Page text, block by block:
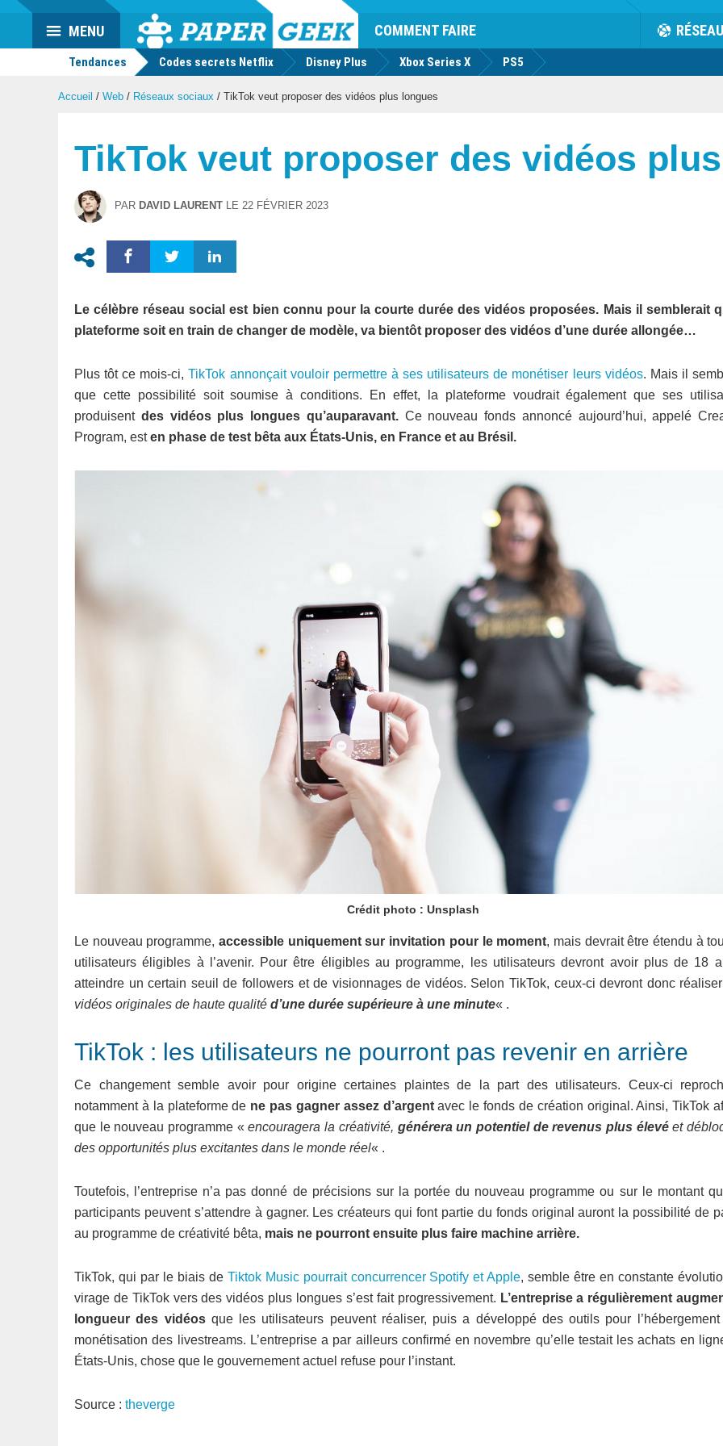
Actu
geek
COMMENT FAIRE RÉSEAU
MENU
Tendances Codes secrets Netflix Disney Plus Xbox Series X PS5
Accueil / Web / Réseaux sociaux / TikTok veut proposer des vidéos plus longues
TikTok veut proposer des vidéos
PAR DAVID LAURENT LE 22 FÉVRIER 2023
Le célèbre réseau social est bien connu pour la courte durée des vidéos proposées. Mais il semblerait
plateforme soit en train de changer de modèle, va bientôt proposer des vidéos d’une durée allongée…
Plus tôt ce mois-ci,TikTok annonçait vouloir permettre à ses utilisateurs de monétiser leurs vidéos. Mais il
que cette possibilité soit soumise à conditions. En effet, la plateforme voudrait également que ses
produisentdes vidéos plus longues qu’auparavant.Ce nouveau fonds annoncé aujourd’hui, appelé
Program, esten phase de test bêta aux États-Unis, en France et au Brésil.
Crédit photo : Unsplash
Le nouveau programme, accessible uniquement sur invitation pour le moment, mais devrait être étendu à
utilisateurs éligibles à l’avenir. Pour être éligibles au programme, les utilisateurs devront avoir plus de 18
atteindre un certain seuil de followers et de visionnages de vidéos. Selon TikTok, ceux-ci devront donc réaliser
vidéos originales de haute qualité d’une durée supérieure à une minute« .
TikTok : les utilisateurs ne pourront pas revenir en arrière
Ce changement semble avoir pour origine certaines plaintes de la part des utilisateurs. Ceux-ci
notamment à la plateforme de ne pas gagner assez d’argentavec le fonds de création original. Ainsi, TikTok
que le nouveau programme «encouragera la créativité, générera un potentiel de revenus plus élevéet
des opportunités plus excitantes dans le monde réel« .
Toutefois, l’entreprise n’a pas donné de précisions sur la portée du nouveau programme ou sur le montant
participants peuvent s’attendre à gagner. Les créateurs qui font partie du fonds original auront la possibilité de
au programme de créativité bêta, mais ne pourront ensuite plus faire machine arrière.
TikTok, qui par le biais de Tiktok Music pourrait concurrencer Spotify et Apple, semble être en constante
virage de TikTok vers des vidéos plus longues s’est fait progressivement. L’entreprise a régulièrement
longueur des vidéosque les utilisateurs peuvent réaliser, puis a développé des outils pour
monétisation des livestreams. L’entreprise a par ailleurs confirmé en novembre qu’elle testait les achats en
États-Unis, chose que le gouvernement actuel refuse pour l’instant.
Source : theverge